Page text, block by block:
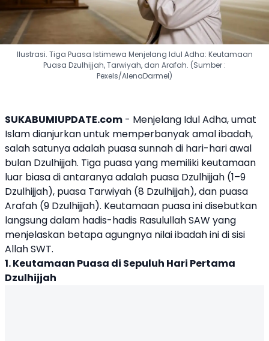
Ilustrasi. Tiga Puasa Istimewa Menjelang Idul Adha: Keutamaan
Puasa Dzulhijjah, Tarwiyah, dan Arafah. (Sumber :
Pexels/AlenaDarmel)
SUKABUMIUPDATE.com - Menjelang Idul Adha, umat
Islam dianjurkan untuk memperbanyak amal ibadah,
salah satunya adalah puasa sunnah di hari-hari awal
bulan Dzulhijjah. Tiga puasa yang memiliki keutamaan
luar biasa di antaranya adalah puasa Dzulhijjah (1–9
Dzulhijjah), puasa Tarwiyah (8 Dzulhijjah), dan puasa
Arafah (9 Dzulhijjah). Keutamaan puasa ini disebutkan
langsung dalam hadis-hadis Rasulullah SAW yang
menjelaskan betapa agungnya nilai ibadah ini di sisi
Allah SWT.
1. Keutamaan Puasa di Sepuluh Hari Pertama
Dzulhijjah